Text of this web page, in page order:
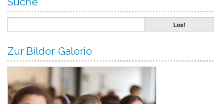
Zur Bilder-Galerie